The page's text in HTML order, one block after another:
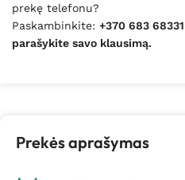
prekę telefonu?
Paskambinkite: +370 683 68331
parašykite savo klausimą.
Prekės aprašymas